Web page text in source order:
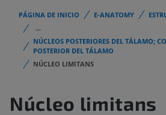
PÁGINA DE INICIO E-ANATOMY
...
NÚCLEOS POSTERIORES DEL TÁLAMO;
POSTERIOR DEL TÁLAMO
NÚCLEO LIMITANS
Núcleo limitans